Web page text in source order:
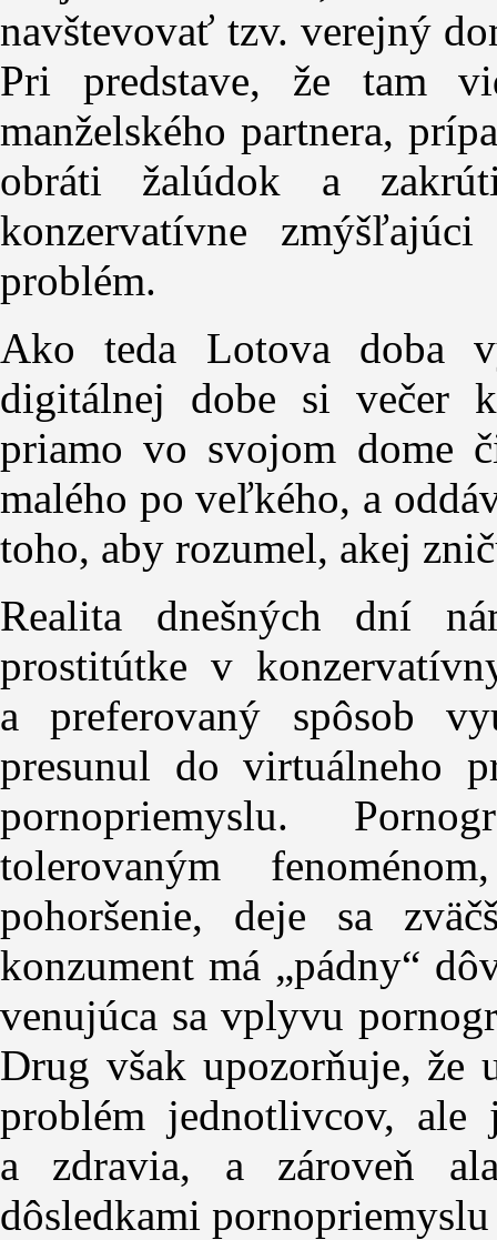
navštevovať tzv. verejný
Pri predstave, že tam
manželského partnera,
obráti žalúdok a
konzervatívne
problém.
Ako teda Lotova doba
digitálnej dobe si večer
priamo vo svojom dome
malého po veľkého, a
toho, aby rozumel, akej
Realita dnešných dní
prostitútke v
a preferovaný spôsob
presunul do virtuálneho
pornopriemyslu.
tolerovaným
pohoršenie, deje sa
konzument má „pádny“
venujúca sa vplyvu
Drug však upozorňuje, že
problém jednotlivcov, ale
a zdravia, a zároveň
dôsledkami